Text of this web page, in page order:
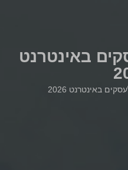
באינטרנט
באינטרנט 2026